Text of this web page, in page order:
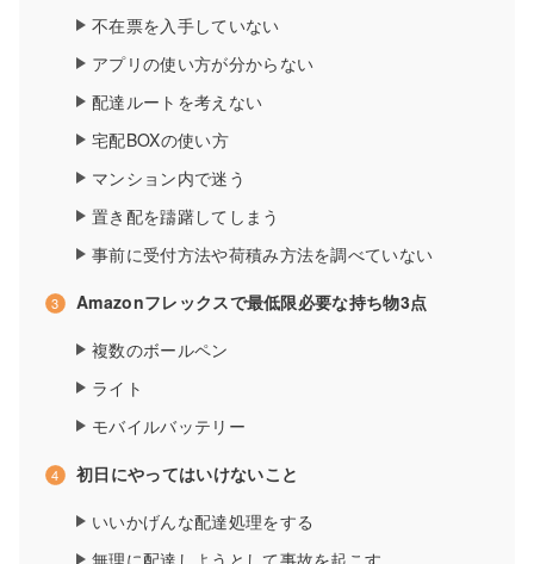
不在票を入手していない
アプリの使い方が分からない
配達ルートを考えない
宅配BOXの使い方
マンション内で迷う
置き配を躊躇してしまう
事前に受付方法や荷積み方法を調べていない
Amazonフレックスで最低限必要な持ち物3点
複数のボールペン
ライト
モバイルバッテリー
初日にやってはいけないこと
いいかげんな配達処理をする
無理に配達しようとして事故を起こす